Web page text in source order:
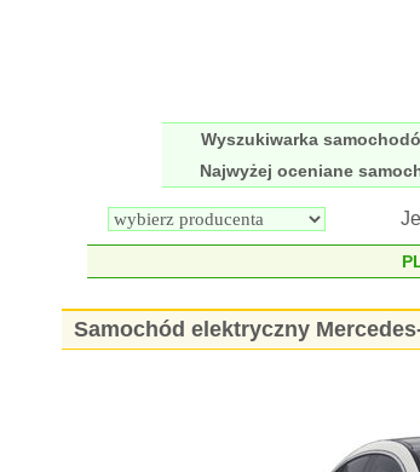
Wyszukiwarka
Najwyżej oceniane
Samochód elektryczny